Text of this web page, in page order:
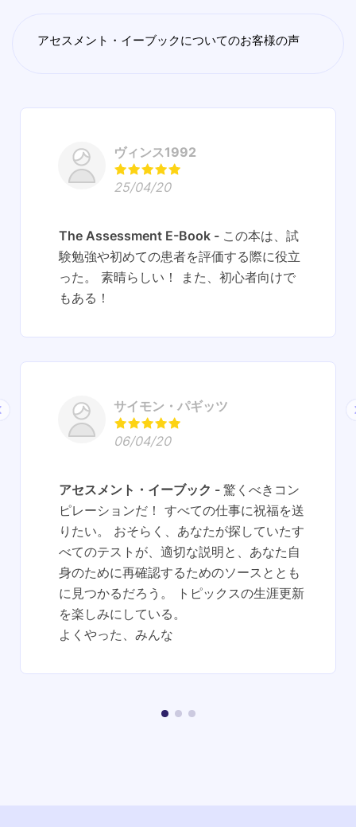
アセスメント・イーブックについてのお客様の声
ヴィンス1992
25/04/20
The Assessment E-Book
この本は、試
験勉強や初めての患者を評価する際に役立
った。 素晴らしい！ また、初心者向けで
もある！
サイモン・パギッツ
06/04/20
アセスメント・イーブック
驚くべきコン
ピレーションだ！ すべての仕事に祝福を送
りたい。 おそらく、あなたが探していたす
べてのテストが、適切な説明と、あなた自
身のために再確認するためのソースととも
に見つかるだろう。 トピックスの生涯更新
を楽しみにしている。
よくやった、みんな